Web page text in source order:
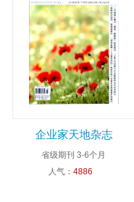
企业家天地杂志
省级期刊 3-6个月
人气： 4886